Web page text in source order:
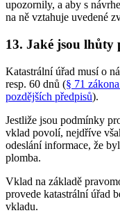
upozornily, a aby s
na ně vztahuje uvedené
13. Jaké jsou lhůty
Katastrální úřad musí o
resp. 60 dnů (§ 71
pozdějších předpisů).
Jestliže jsou podmínky
vklad povolí, nejdříve
odeslání informace, že
plomba.
Vklad na základě
provede katastrální úřad
vkladu.